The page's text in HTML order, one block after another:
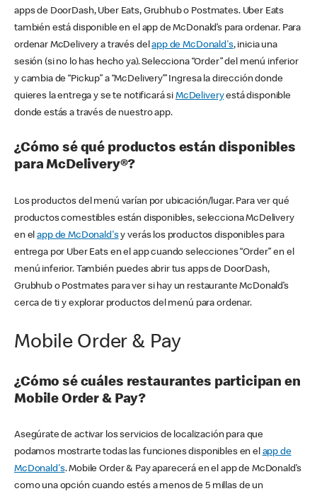
apps de DoorDash, Uber Eats, Grubhub o Postmates. Uber Eats
también está disponible en el app de McDonald’s para ordenar. Para
ordenar McDelivery a través delapp de McDonald's, inicia una
sesión (si no lo has hecho ya). Selecciona “Order” del menú inferior
y cambia de “Pickup” a “McDelivery’” Ingresa la dirección donde
quieres la entrega y se te notificará si McDeliveryestá disponible
donde estás a través de nuestro app.
¿Cómo sé qué productos están disponibles
para McDelivery®?
Los productos del menú varían por ubicación/lugar. Para ver qué
productos comestibles están disponibles, selecciona McDelivery
en elapp de McDonald'sy verás los productos disponibles para
entrega por Uber Eats en el app cuando selecciones “Order” en el
menú inferior. También puedes abrir tus apps de DoorDash,
Grubhub o Postmates para ver si hay un restaurante McDonald’s
cerca de ti y explorar productos del menú para ordenar.
Mobile Order & Pay
¿Cómo sé cuáles restaurantes participan en
Mobile Order & Pay?
Asegúrate de activar los servicios de localización para que
podamos mostrarte todas las funciones disponibles en el app de
McDonald's. Mobile Order & Pay aparecerá en el app de McDonald’s
como una opción cuando estés a menos de 5 millas de un